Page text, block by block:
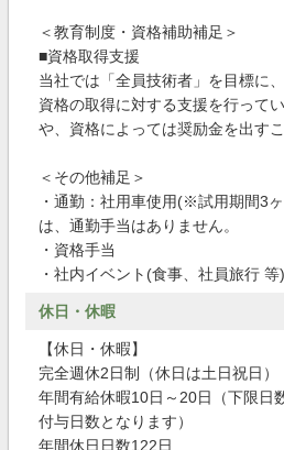
＜教育制度・資格補助補足＞
■資格取得支援
当社では「全員技術者」を目標に
資格の取得に対する支援を行って
や、資格によっては奨励金を出す
＜その他補足＞
・通勤：社用車使用(※試用期間3
は、通勤手当はありません。
・資格手当
・社内イベント(食事、社員旅行 等)
休日・休暇
【休日・休暇】
完全週休2日制（休日は土日祝日）
年間有給休暇10日～20日（下限日
付与日数となります）
年間休日日数122日